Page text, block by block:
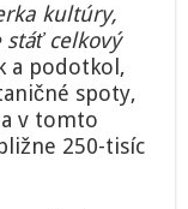
kultúry,
celkový
a podotkol,
spoty,
v tomto
250-tisíc